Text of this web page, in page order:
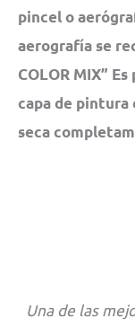
pincel o
aerografía se
COLOR MIX”
capa de pintura
seca
Una de las